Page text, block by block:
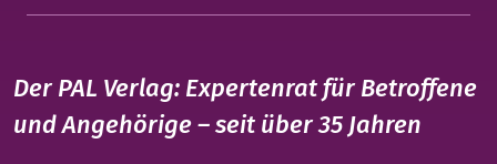
Der PAL Verlag: Expertenrat für Betroffene
und Angehörige – seit über 35 Jahren